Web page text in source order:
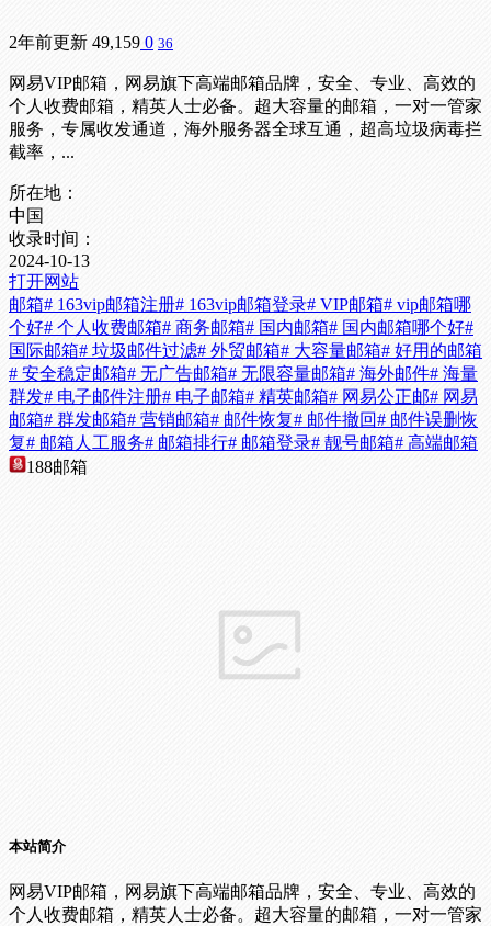
2年前更新 49,159 0 36
网易VIP邮箱，网易旗下高端邮箱品牌，安全、专业、高效的
个人收费邮箱，精英人士必备。超大容量的邮箱，一对一管家
服务，专属收发通道，海外服务器全球互通，超高垃圾病毒拦
截率，...
所在地：
中国
收录时间：
2024-10-13
打开网站
邮箱# 163vip邮箱注册# 163vip邮箱登录# VIP邮箱# vip邮箱哪
个好# 个人收费邮箱# 商务邮箱# 国内邮箱# 国内邮箱哪个好#
国际邮箱# 垃圾邮件过滤# 外贸邮箱# 大容量邮箱# 好用的邮箱
# 安全稳定邮箱# 无广告邮箱# 无限容量邮箱# 海外邮件# 海量
群发# 电子邮件注册# 电子邮箱# 精英邮箱# 网易公正邮# 网易
邮箱# 群发邮箱# 营销邮箱# 邮件恢复# 邮件撤回# 邮件误删恢
复# 邮箱人工服务# 邮箱排行# 邮箱登录# 靓号邮箱# 高端邮箱
188邮箱
本站简介
网易VIP邮箱，网易旗下高端邮箱品牌，安全、专业、高效的
个人收费邮箱，精英人士必备。超大容量的邮箱，一对一管家